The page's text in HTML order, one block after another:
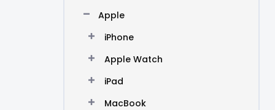
Apple
iPhone
Apple Watch
iPad
MacBook